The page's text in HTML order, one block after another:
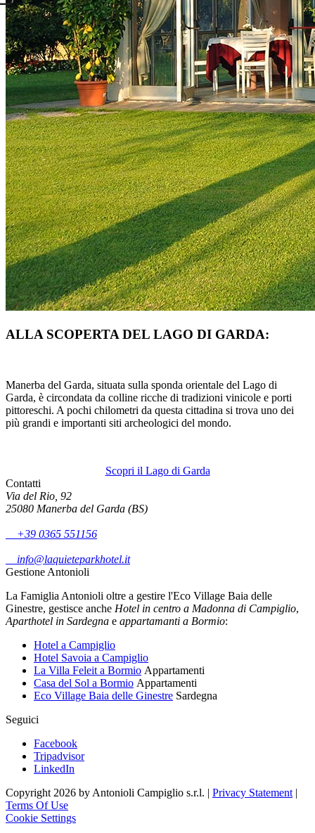
ALLA SCOPERTA DEL LAGO DI GARDA:
Manerba del Garda, situata sulla sponda orientale del Lago di
Garda, è circondata da colline ricche di tradizioni vinicole e porti
pittoreschi. A pochi chilometri da questa cittadina si trova uno dei
più grandi e importanti siti archeologici del mondo.
Scopri il Lago di Garda
Contatti
Via del Rio, 92
25080 Manerba del Garda (BS)
+39 0365 551156
info@laquieteparkhotel.it
Gestione Antonioli
La Famiglia Antonioli oltre a gestire l'Eco Village Baia delle
Ginestre, gestisce anche Hotel in centro a Madonna di Campiglio,
Aparthotel in Sardegna e appartamanti a Bormio:
Hotel a Campiglio
Hotel Savoia a Campiglio
La Villa Feleit a Bormio Appartamenti
Casa del Sol a Bormio Appartamenti
Eco Village Baia delle Ginestre Sardegna
Seguici
Facebook
Tripadvisor
LinkedIn
Copyright 2026 by Antonioli Campiglio s.r.l. | Privacy Statement |
Terms Of Use
Cookie Settings